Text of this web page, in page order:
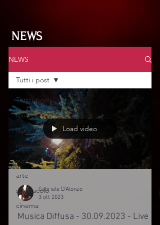
NEWS
NEWS
Tutti i post
musica
libro
mare
venezia
arte
spettacolo
cinema
Tutti i post
Load video
Gabriele D'Alonzo
3 ott 2023
Musica Diffusa - 30.09.2023 - Live